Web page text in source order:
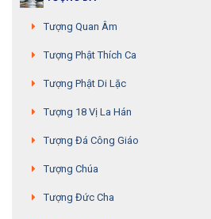
Tượng Quan Âm
Tượng Phật Thích Ca
Tượng Phật Di Lặc
Tượng 18 Vị La Hán
Tượng Đá Công Giáo
Tượng Chúa
Tượng Đức Cha